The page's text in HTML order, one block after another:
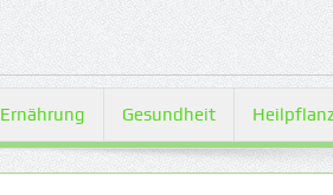
Ernährung Gesundheit